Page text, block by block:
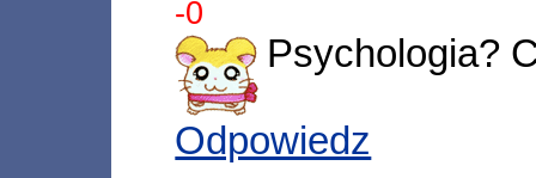
-0
Psychologia?
Odpowiedz